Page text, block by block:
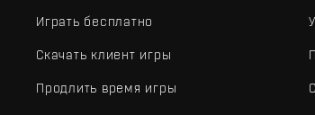
Играть бесплатно
Скачать клиент игры
Продлить время игры